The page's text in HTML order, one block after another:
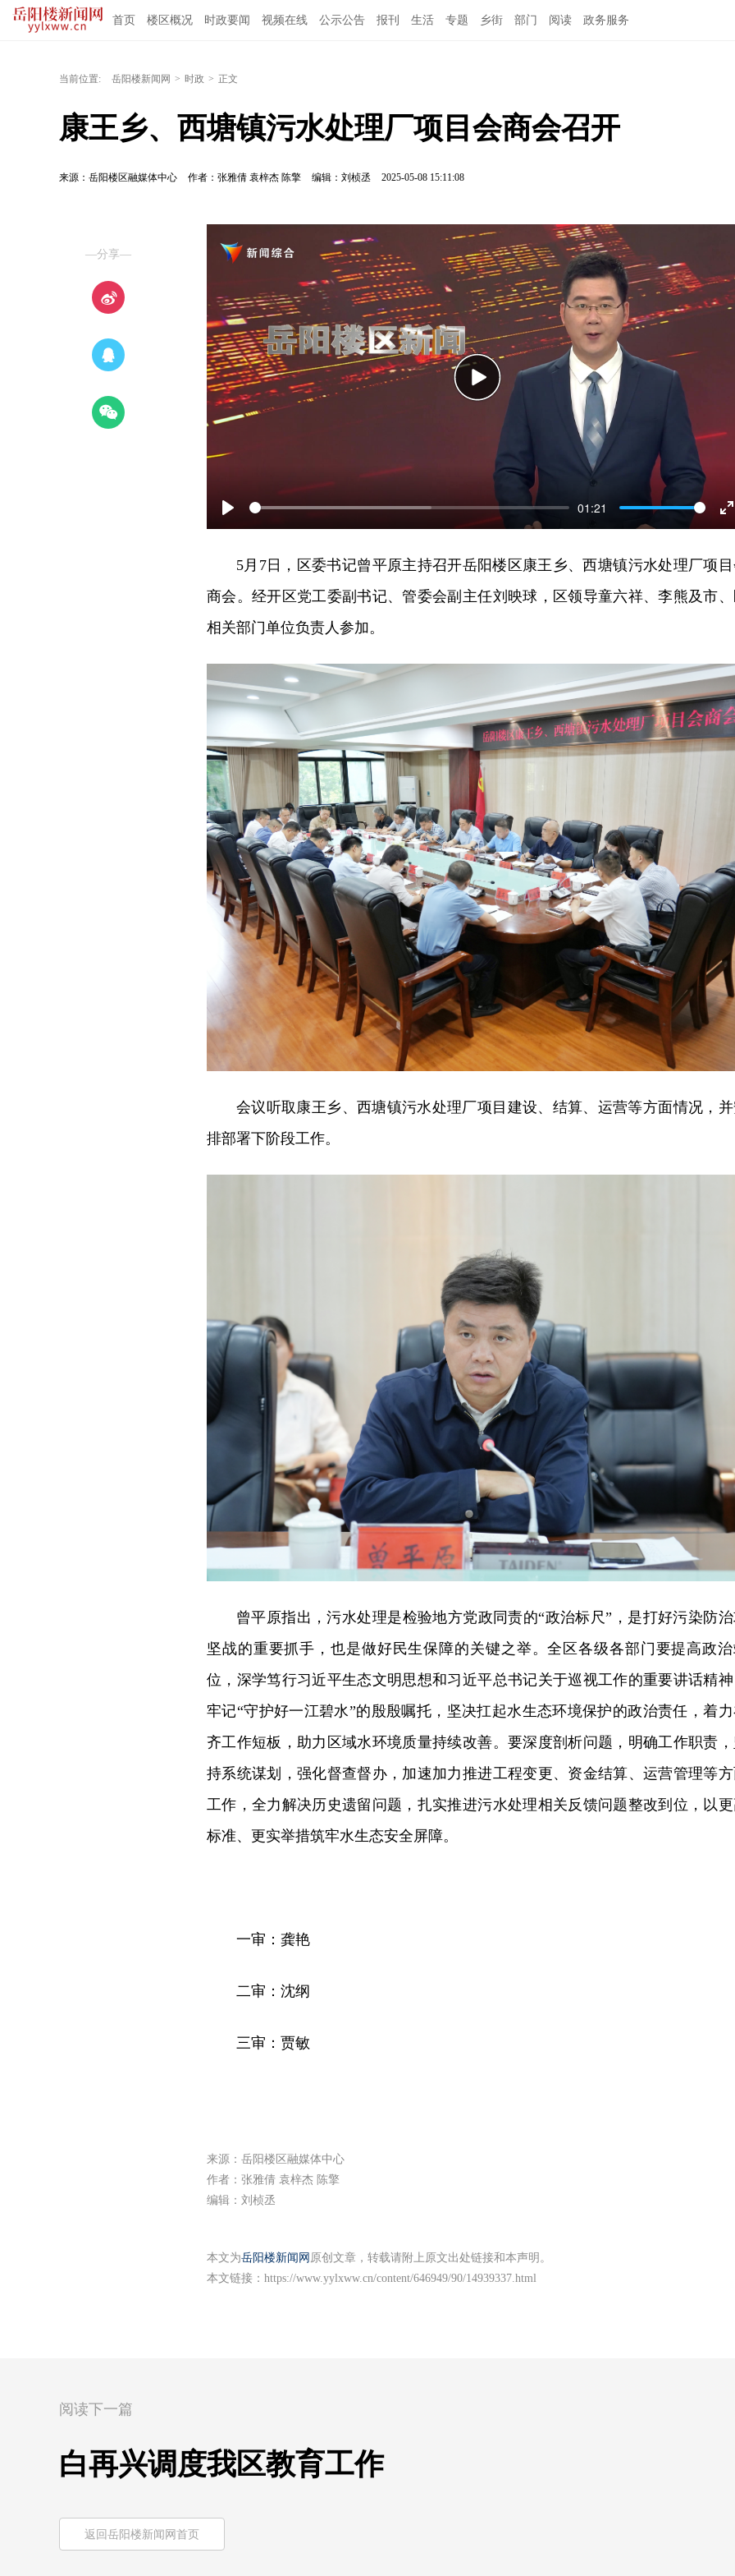
首页 楼区概况 时政要闻 视频在线 公示公告 报刊 生活 专题 乡街 部门 阅读 政务服务
当前位置: 岳阳楼新闻网 > 时政 > 正文
康王乡、西塘镇污水处理厂项目会商会召开
来源：岳阳楼区融媒体中心 作者：张雅倩 袁梓杰 陈擎 编辑：刘桢丞 2025-05-08 15:11:08
—分享—
Play
01:21
Play
5月7日，区委书记曾平原主持召开岳阳楼区康王乡、西塘镇污水处理厂项
商会。经开区党工委副书记、管委会副主任刘映球，区领导童六祥、李熊及市
相关部门单位负责人参加。
会议听取康王乡、西塘镇污水处理厂项目建设、结算、运营等方面情况，
排部署下阶段工作。
曾平原指出，污水处理是检验地方党政同责的“政治标尺”，是打好污染防
坚战的重要抓手，也是做好民生保障的关键之举。全区各级各部门要提高政
位，深学笃行习近平生态文明思想和习近平总书记关于巡视工作的重要讲话精
牢记“守护好一江碧水”的殷殷嘱托，坚决扛起水生态环境保护的政治责任，着
齐工作短板，助力区域水环境质量持续改善。要深度剖析问题，明确工作职责
持系统谋划，强化督查督办，加速加力推进工程变更、资金结算、运营管理等
工作，全力解决历史遗留问题，扎实推进污水处理相关反馈问题整改到位，以
标准、更实举措筑牢水生态安全屏障。
一审：龚艳
二审：沈纲
三审：贾敏
来源：岳阳楼区融媒体中心
作者：张雅倩 袁梓杰 陈擎
编辑：刘桢丞
本文为岳阳楼新闻网 原创文章，转载请附上原文出处链接和本声明。
本文链接： https://www.yylxww.cn/content/646949/90/14939337.html
阅读下一篇
白再兴调度我区教育工作
返回岳阳楼新闻网首页